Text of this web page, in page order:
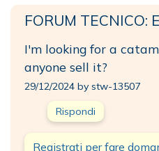
FORUM TECNICO:
I'm looking for a
anyone sell it?
29/12/2024 by stw-13507
Rispondi
Registrati per fare